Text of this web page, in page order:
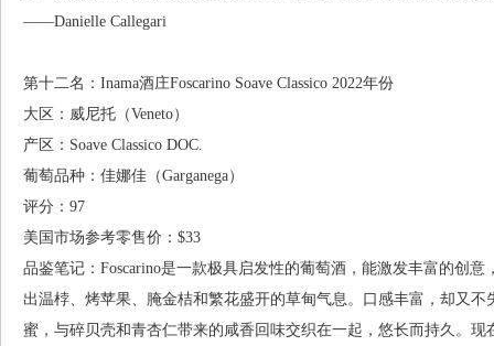
——Danielle Callegari
第十二名：Inama酒庄Foscarino Soave Classico 2022年份
大区：威尼托（Veneto）
产区：Soave Classico DOC.
葡萄品种：佳娜佳（Garganega）
评分：97
美国市场参考零售价：$33
品鉴笔记：Foscarino是一款极具启发性的葡萄酒，能激发丰富的创
出温桲、烤苹果、腌金桔和繁花盛开的草甸气息。口感丰富，却又
蜜，与碎贝壳和青杏仁带来的咸香回味交织在一起，悠长而持久。